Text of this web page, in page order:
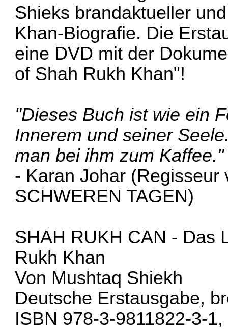
Shieks brandaktueller
Khan-Biografie. Die
eine DVD mit der
of Shah Rukh Khan"!
"Dieses Buch ist wie ein
Innerem und seiner
man bei ihm zum Kaffee."
- Karan Johar
SCHWEREN TAGEN)
SHAH RUKH CAN - Das
Rukh Khan
Von Mushtaq Shiekh
Deutsche Erstausgabe,
ISBN 978-3-9811822-3-